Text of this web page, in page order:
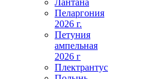
Лантана
Пеларгония
2026 г.
Петуния
ампельная
2026 г
Плектрантус